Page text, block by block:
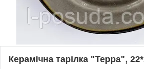
Керамічна тарілка "Терра",